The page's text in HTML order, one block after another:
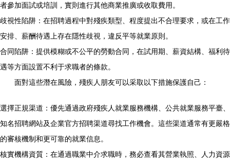
者參加面試或培訓，實則進行其他商業推廣或收取費用。
歧視性陷阱：在招聘過程中對殘疾類型、程度提出不合理要求，或在工作
安排、薪酬待遇上存在隱性歧視，違反平等就業原則。
合同陷阱：提供模糊或不公平的勞動合同，在試用期、薪資結構、福利待
遇等方面設置不利于求職者的條款。
面對這些潛在風險，殘疾人朋友可以采取以下措施保護自己：
選擇正規渠道：優先通過政府殘疾人就業服務機構、公共就業服務平臺、
知名招聘網站及企業官方招聘渠道尋找工作機會。這些渠道通常有更嚴格
的審核機制和更可靠的就業信息。
核實機構資質：在通過職業中介求職時，務必查看其營業執照、人力資源